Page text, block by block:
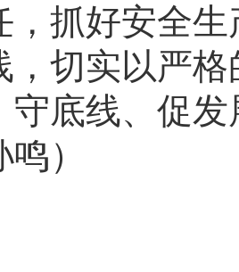
，抓好安全
，切实以严
守底线、促
鸣）